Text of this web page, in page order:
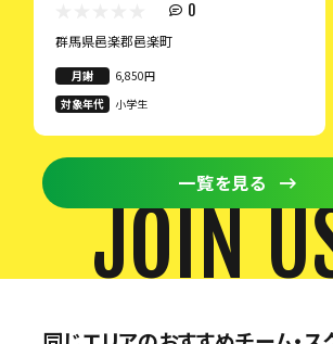
0
群馬県邑楽郡邑楽町
月謝
6,850円
対象年代
小学生
一覧を見る
JOIN